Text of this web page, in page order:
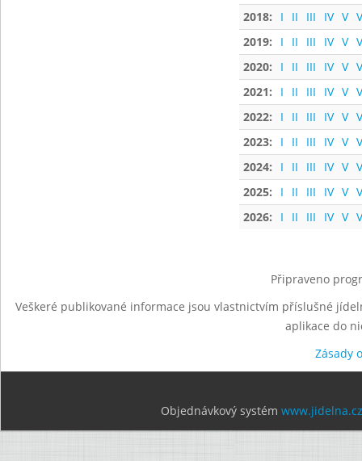
2018:
I II III IV V
2019:
I II III IV V
2020:
I II III IV V
2021:
I II III IV V
2022:
I II III IV V
2023:
I II III IV V
2024:
I II III IV V
2025:
I II III IV V
2026:
I II III IV V
Připraveno
Veškeré publikované informace jsou vlastnictvím příslušné
aplikace do
Zásady
Objednávkový systém www.jidelna.cz